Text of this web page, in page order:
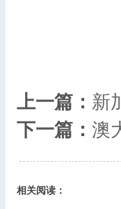
上一篇： 新
下一篇： 澳
相关阅读：